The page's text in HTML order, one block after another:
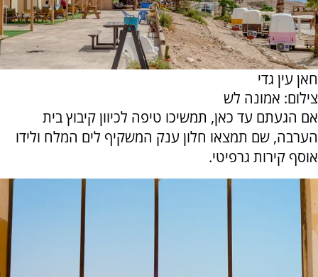
חאן עין גדי
צילום: אמונה לש
אם הגעתם עד כאן, תמשיכו טיפה לכיוון קיבוץ בית
הערבה, שם תמצאו חלון ענק המשקיף לים המלח ולידו
אוסף קירות גרפיטי.